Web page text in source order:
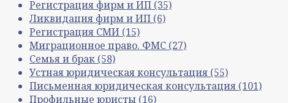
Регистрация фирм и ИП (35)
Ликвидация фирм и ИП (6)
Регистрация СМИ (15)
Миграционное право. ФМС (27)
Семья и брак (58)
Устная юридическая консультация (55)
Письменная юридическая консультация (101)
Профильные юристы (16)